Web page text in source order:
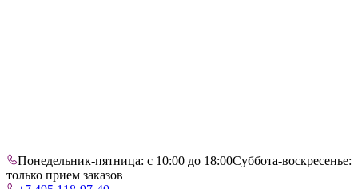
Понедельник-пятница: с 10:00 до 18:00Суббота-воскресенье:
только прием заказов